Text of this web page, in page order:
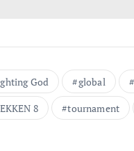
God global
8 tournament